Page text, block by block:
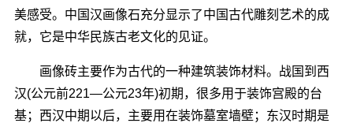
美感受。中国汉画像石充分显示了中国古代雕刻艺术的成
就，它是中华民族古老文化的见证。
画像砖主要作为古代的一种建筑装饰材料。战国到西
汉(公元前221―公元23年)初期，很多用于装饰宫殿的台
基；西汉中期以后，主要用在装饰墓室墙壁；东汉时期是